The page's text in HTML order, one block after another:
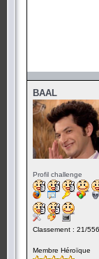
BAAL
Profil challenge
Classement : 21/
Membre Héroïque